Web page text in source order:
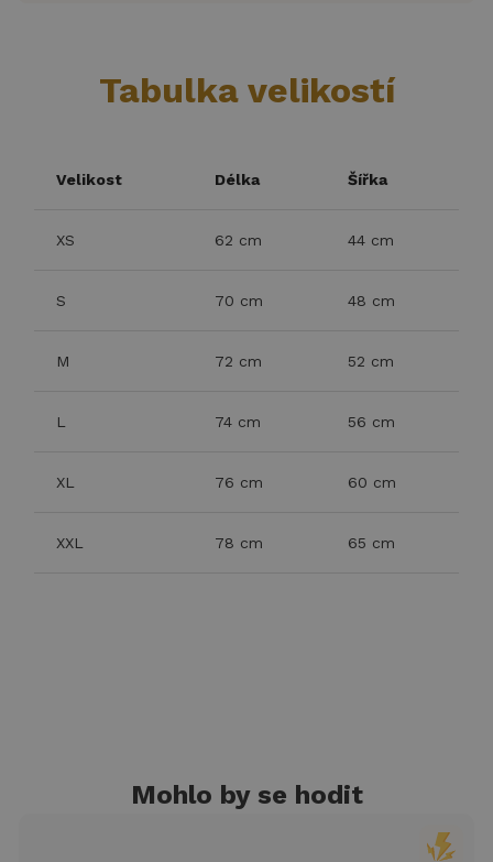
Tabulka velikostí
Velikost Délka Šířka
XS 62 cm 44 cm
S 70 cm 48 cm
M 72 cm 52 cm
L 74 cm 56 cm
XL 76 cm 60 cm
XXL 78 cm 65 cm
Mohlo by se hodit